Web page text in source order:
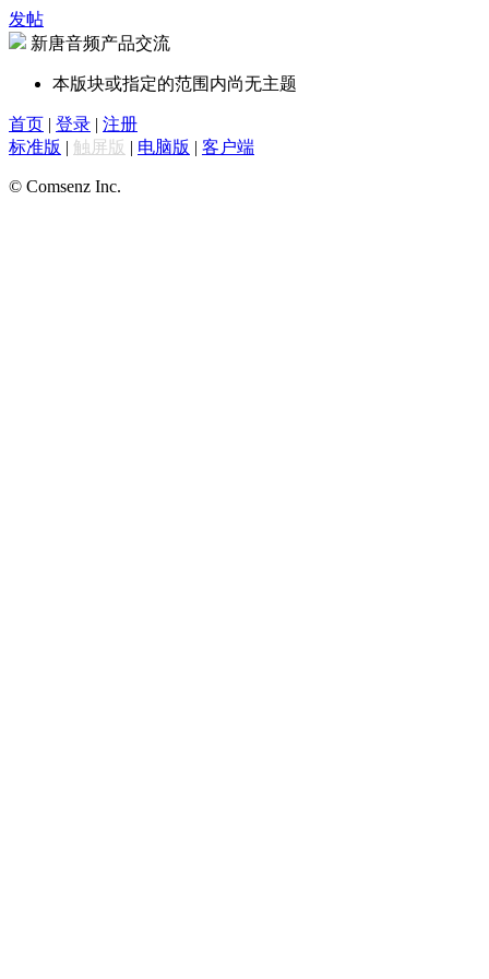
发帖
新唐音频产品交流
本版块或指定的范围内尚无主题
首页 | 登录 | 注册
标准版 | 触屏版 | 电脑版 | 客户端
© Comsenz Inc.